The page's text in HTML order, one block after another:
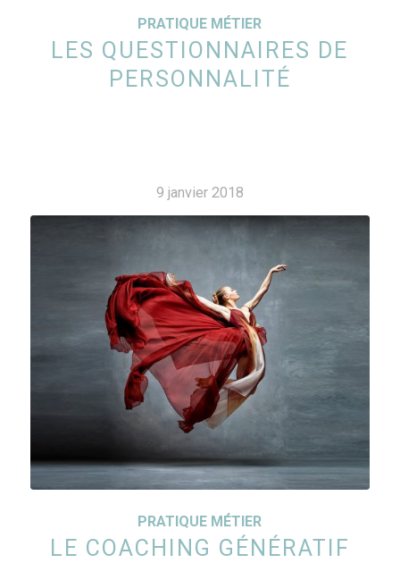
PRATIQUE MÉTIER
LES QUESTIONNAIRES DE
PERSONNALITÉ
9 janvier 2018
PRATIQUE MÉTIER
LE COACHING GÉNÉRATIF